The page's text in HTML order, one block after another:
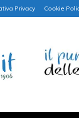
Privacy Cookie